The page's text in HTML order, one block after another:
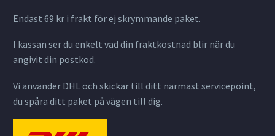
Endast 69 kr i frakt för ej skrymmande paket.
I kassan ser du enkelt vad din fraktkostnad blir när du
angivit din postkod.
Vi använder DHL och skickar till ditt närmast servicepoint,
du spåra ditt paket på vägen till dig.